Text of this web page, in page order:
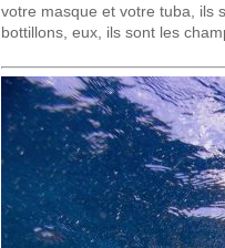
votre masque et votre tuba, ils
bottillons, eux, ils sont les